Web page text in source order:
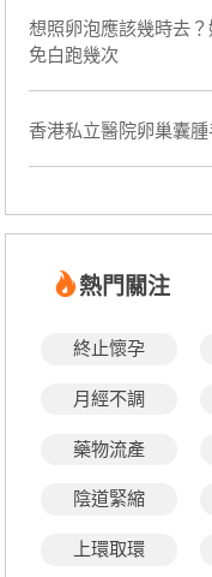
想照卵泡應該幾時去
免白跑幾次
香港私立醫院卵巢囊
熱門關注
終止懷孕
月經不調
藥物流產
陰道緊縮
上環取環